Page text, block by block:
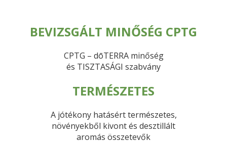
BEVIZSGÁLT MINŐSÉG CPTG
CPTG – dōTERRA minőség
és TISZTASÁGI szabvány
TERMÉSZETES
A jótékony hatásért természetes,
növényekből kivont és desztillált
aromás összetevők